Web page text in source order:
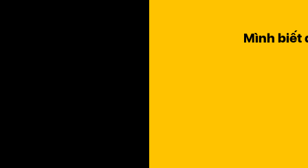
Mình biết